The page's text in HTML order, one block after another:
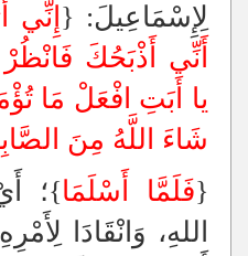
لِإِسْمَاعِيلَ: { إِنِّي
أَنِّي أَذْبَحُكَ
يا أَبَتِ افْعَلْ مَا
شَاءَ اللَّهُ مِنَ
{فَلَمَّا أَسْلَمَا}؛
اللهِ، وَانْقَادَا